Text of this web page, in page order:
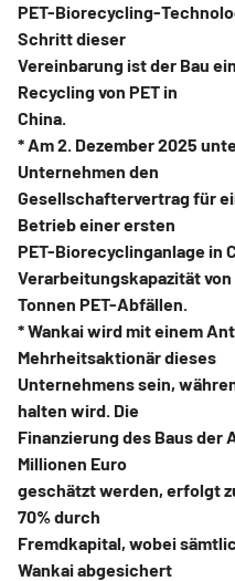
PET-Biorecycling-
Schritt dieser
Vereinbarung ist der Bau
Recycling von PET in
China.
* Am 2. Dezember 2025
Unternehmen den
Gesellschaftervertrag für
Betrieb einer ersten
PET-Biorecyclinganlage in
Verarbeitungskapazität
Tonnen PET-Abfällen.
* Wankai wird mit einem
Mehrheitsaktionär dieses
Unternehmens sein,
halten wird. Die
Finanzierung des Baus der
Millionen Euro
geschätzt werden, erfolgt
70% durch
Fremdkapital, wobei
Wankai abgesichert